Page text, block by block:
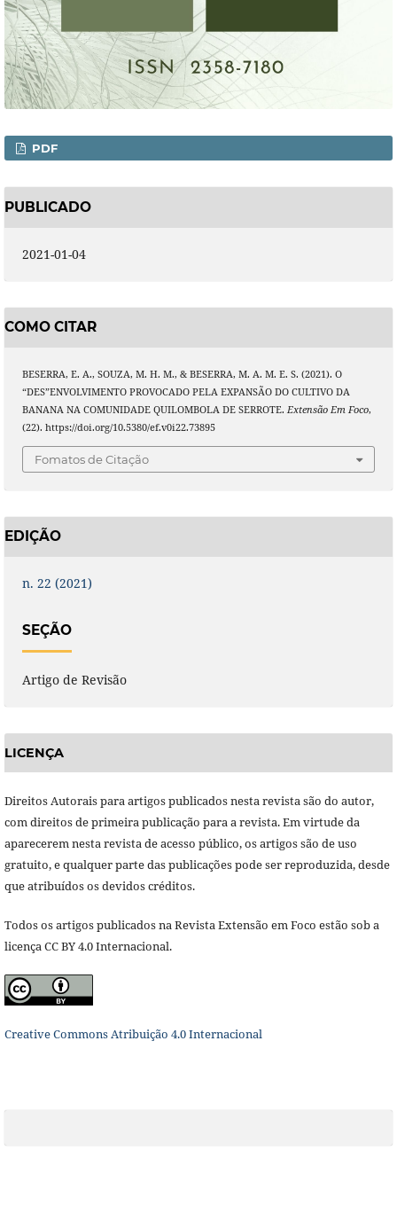
PDF
PUBLICADO
2021-01-04
COMO CITAR
BESERRA, E. A., SOUZA, M. H. M., & BESERRA, M. A. M. E. S. (2021). O
“DES”ENVOLVIMENTO PROVOCADO PELA EXPANSÃO DO CULTIVO DA
BANANA NA COMUNIDADE QUILOMBOLA DE SERROTE. Extensão Em Foco,
(22). https://doi.org/10.5380/ef.v0i22.73895
Fomatos de Citação
EDIÇÃO
n. 22 (2021)
SEÇÃO
Artigo de Revisão
LICENÇA
Direitos Autorais para artigos publicados nesta revista são do autor,
com direitos de primeira publicação para a revista. Em virtude da
aparecerem nesta revista de acesso público, os artigos são de uso
gratuito, e qualquer parte das publicações pode ser reproduzida, desde
que atribuídos os devidos créditos.
Todos os artigos publicados na Revista Extensão em Foco estão sob a
licença CC BY 4.0 Internacional.
Creative Commons Atribuição 4.0 Internacional